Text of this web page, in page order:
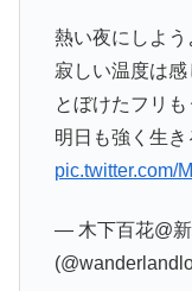
熱い夜にしよう
寂しい温度は
とぼけたフリも
明日も強く生き
pic.twitter.com/
— 木下百花@